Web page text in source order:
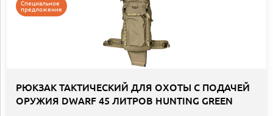
Специальное
предложение
РЮКЗАК ТАКТИЧЕСКИЙ ДЛЯ ОХОТЫ С ПОДАЧЕЙ
ОРУЖИЯ DWARF 45 ЛИТРОВ HUNTING GREEN